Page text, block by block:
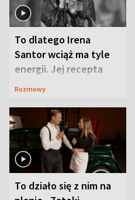
To dlatego Irena
Santor wciąż ma tyle
energii. Jej recepta
jest zaskakująco
Rozmowy
To działo się z nim na